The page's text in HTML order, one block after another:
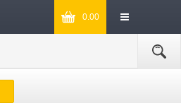
0.00